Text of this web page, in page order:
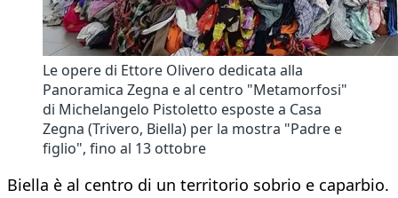
Le opere di Ettore Olivero dedicata alla
Panoramica Zegna e al centro "Metamorfosi"
di Michelangelo Pistoletto esposte a Casa
Zegna (Trivero, Biella) per la mostra "Padre e
figlio", fino al 13 ottobre
Biella è al centro di un territorio sobrio e caparbio.